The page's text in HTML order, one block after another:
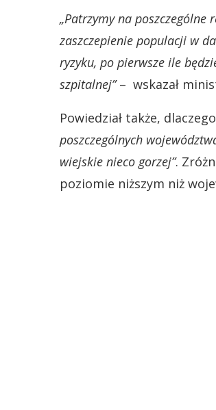
„Patrzymy na
zaszczepienie populacji w
ryzyku, po pierwsze ile
szpitalnej”– wskazał
Powiedział także,
poszczególnych
wiejskie nieco gorzej”.
poziomie niższym niż